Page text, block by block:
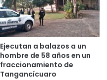
Ejecutan a balazos a un
hombre de 58 años en un
fraccionamiento de
Tangancícuaro